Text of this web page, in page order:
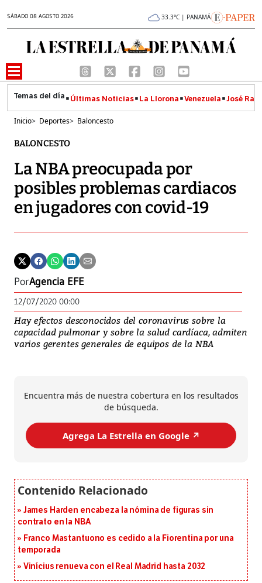
SÁBADO 08 AGOSTO 2026 33.3°C | PANAMÁ
Últimas Noticias La Llorona Venezuela José
Inicio> Deportes> Baloncesto
BALONCESTO
La NBA preocupada por
posibles problemas cardiacos
en jugadores con covid-19
PorAgencia EFE
12/07/2020 00:00
Hay efectos desconocidos del coronavirus sobre la
capacidad pulmonar y sobre la salud cardíaca, admiten
varios gerentes generales de equipos de la NBA
Encuentra más de nuestra cobertura en los resultados
de búsqueda.
Agrega La Estrella en Google ↗️
James Harden encabeza la nómina de figuras sin
contrato en la NBA
Franco Mastantuono es cedido a la Fiorentina por una
temporada
Vinícius renueva con el Real Madrid hasta 2032